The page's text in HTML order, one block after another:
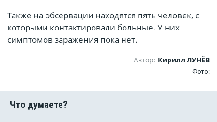
Также на обсервации находятся пять человек, с
которыми контактировали больные. У них
симптомов заражения пока нет.
Автор: Кирилл ЛУНЁВ
Фото: